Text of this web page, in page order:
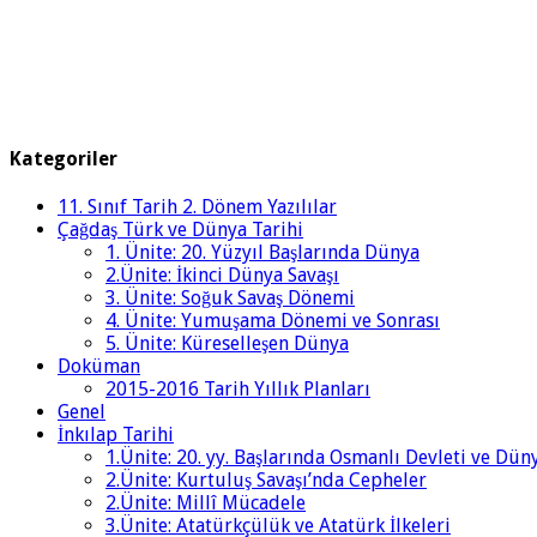
Kategoriler
11. Sınıf Tarih 2. Dönem Yazılılar
Çağdaş Türk ve Dünya Tarihi
1. Ünite: 20. Yüzyıl Başlarında Dünya
2.Ünite: İkinci Dünya Savaşı
3. Ünite: Soğuk Savaş Dönemi
4. Ünite: Yumuşama Dönemi ve Sonrası
5. Ünite: Küreselleşen Dünya
Doküman
2015-2016 Tarih Yıllık Planları
Genel
İnkılap Tarihi
1.Ünite: 20. yy. Başlarında Osmanlı Devleti ve
2.Ünite: Kurtuluş Savaşı’nda Cepheler
2.Ünite: Millî Mücadele
3.Ünite: Atatürkçülük ve Atatürk İlkeleri